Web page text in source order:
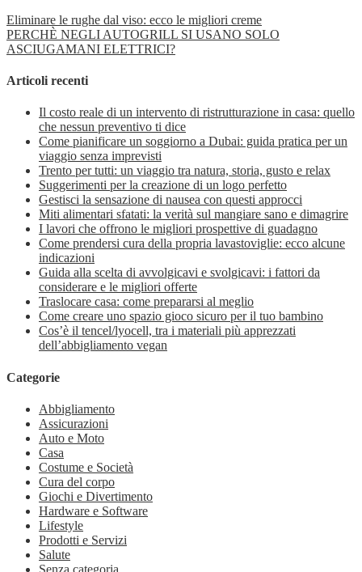
Eliminare le rughe dal viso: ecco le migliori creme
PERCHÈ NEGLI AUTOGRILL SI USANO SOLO
ASCIUGAMANI ELETTRICI?
Articoli recenti
Il costo reale di un intervento di ristrutturazione in casa: quello
che nessun preventivo ti dice
Come pianificare un soggiorno a Dubai: guida pratica per un
viaggio senza imprevisti
Trento per tutti: un viaggio tra natura, storia, gusto e relax
Suggerimenti per la creazione di un logo perfetto
Gestisci la sensazione di nausea con questi approcci
Miti alimentari sfatati: la verità sul mangiare sano e dimagrire
I lavori che offrono le migliori prospettive di guadagno
Come prendersi cura della propria lavastoviglie: ecco alcune
indicazioni
Guida alla scelta di avvolgicavi e svolgicavi: i fattori da
considerare e le migliori offerte
Traslocare casa: come prepararsi al meglio
Come creare uno spazio gioco sicuro per il tuo bambino
Cos’è il tencel/lyocell, tra i materiali più apprezzati
dell’abbigliamento vegan
Categorie
Abbigliamento
Assicurazioni
Auto e Moto
Casa
Costume e Società
Cura del corpo
Giochi e Divertimento
Hardware e Software
Lifestyle
Prodotti e Servizi
Salute
Senza categoria